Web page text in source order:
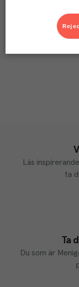
Läs
ta
Ta
Du som är